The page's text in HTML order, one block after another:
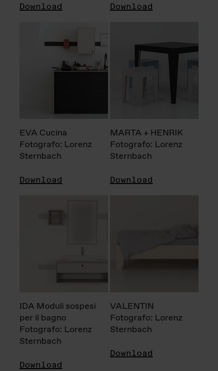
Download Download
EVA Cucina
Fotografo: Lorenz
Sternbach
Download
MARTA + HENRIK
Fotografo: Lorenz
Sternbach
Download
IDA Moduli sospesi
per il bagno
Fotografo: Lorenz
Sternbach
Download
VALENTIN
Fotografo: Lorenz
Sternbach
Download